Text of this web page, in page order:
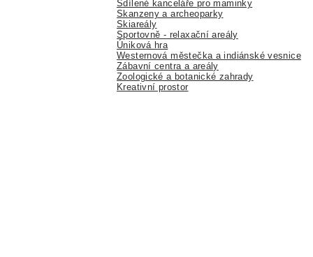
Sdílené kanceláře pro maminky
Skanzeny a archeoparky
Skiareály
Sportovně - relaxační areály
Úniková hra
Westernová městečka a indiánské vesnice
Zábavní centra a areály
Zoologické a botanické zahrady
Kreativní prostor